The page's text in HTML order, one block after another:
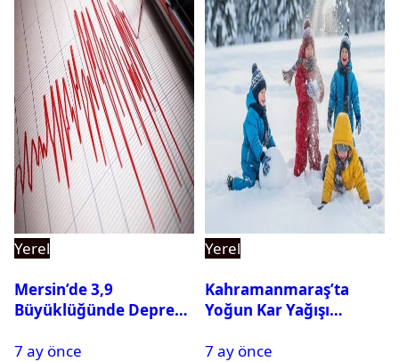
Yerel
Mersin’de 3,9
Büyüklüğünde Deprem
7 ay önce
Yerel
Kahramanmaraş’ta
Yoğun Kar Yağışı
Tatil
7 ay önce